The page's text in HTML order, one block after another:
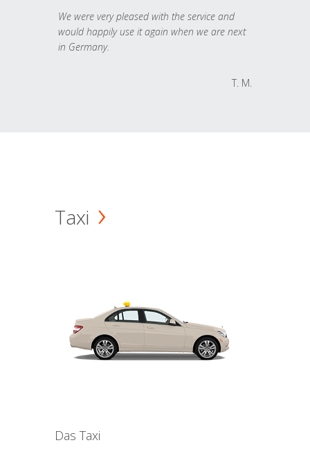
We were very pleased with the service and
would happily use it again when we are next
in Germany.
T. M.
Taxi
Das Taxi